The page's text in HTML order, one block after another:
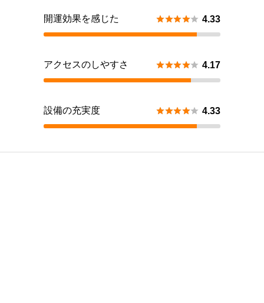
開運効果を感じた  4.33
アクセスのしやすさ  4.17
設備の充実度  4.33